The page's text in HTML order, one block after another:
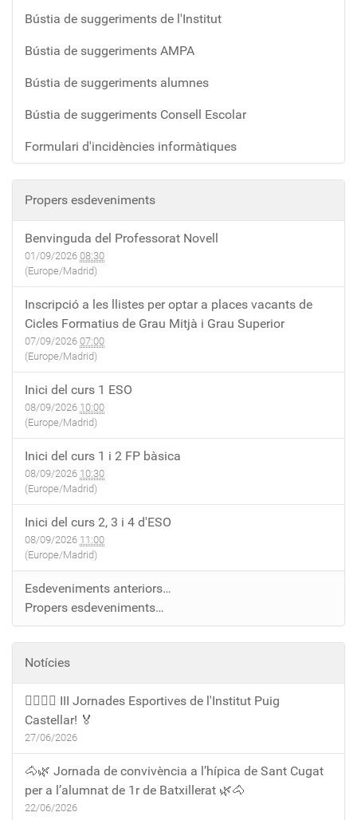
Bústia de suggeriments de l'Institut
Bústia de suggeriments AMPA
Bústia de suggeriments alumnes
Bústia de suggeriments Consell Escolar
Formulari d'incidències informàtiques
Propers esdeveniments
Benvinguda del Professorat Novell
01/09/2026 08:30
(Europe/Madrid)
Inscripció a les llistes per optar a places vacants de
Cicles Formatius de Grau Mitjà i Grau Superior
07/09/2026 07:00
(Europe/Madrid)
Inici del curs 1 ESO
08/09/2026 10:00
(Europe/Madrid)
Inici del curs 1 i 2 FP bàsica
08/09/2026 10:30
(Europe/Madrid)
Inici del curs 2, 3 i 4 d'ESO
08/09/2026 11:00
(Europe/Madrid)
Esdeveniments anteriors…
Propers esdeveniments…
Notícies
🏃‍♀️🏃‍♂️ III Jornades Esportives de l'Institut Puig
Castellar! 🏅
27/06/2026
🐴🌿 Jornada de convivència a l’hípica de Sant Cugat
per a l’alumnat de 1r de Batxillerat 🌿🐴
22/06/2026